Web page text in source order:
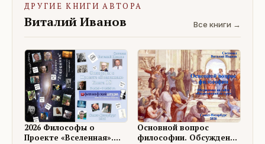
ДРУГИЕ КНИГИ АВТОРА
Виталий Иванов Все книги →
2026 Философы о
Проекте «Вселенная».
Основной вопрос
философии. Обсуждение